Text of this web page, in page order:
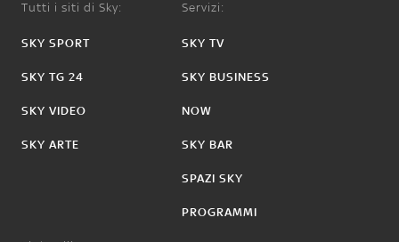
Tutti i siti di Sky:
SKY SPORT
SKY TG 24
SKY VIDEO
SKY ARTE
Servizi:
SKY TV
SKY BUSINESS
NOW
SKY BAR
SPAZI SKY
PROGRAMMI